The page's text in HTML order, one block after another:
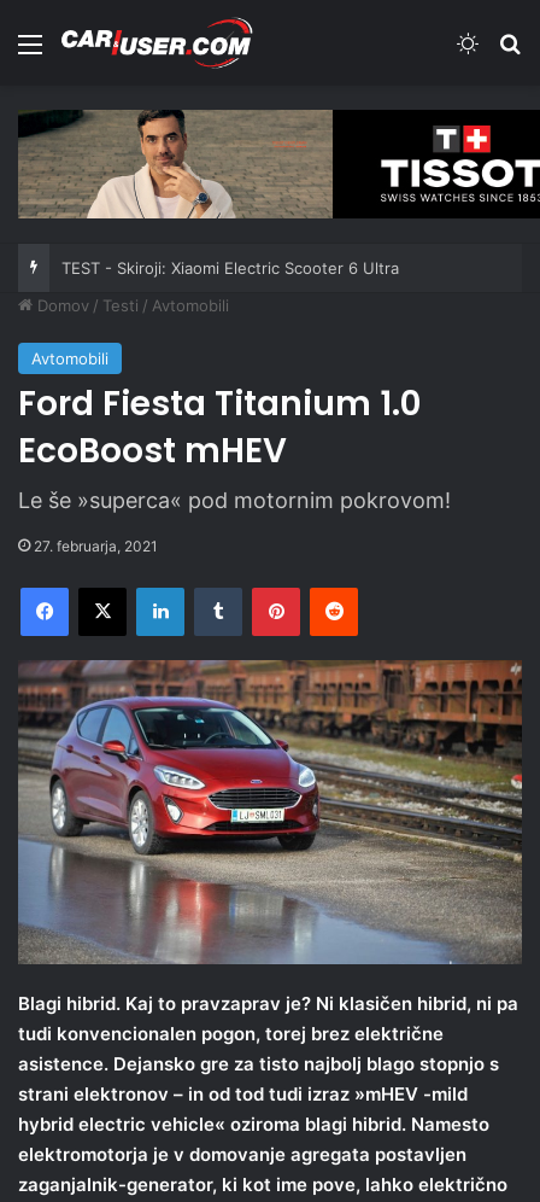
Meni
Domov / Testi / Avtomobili
Avtomobili
Ford Fiesta Titanium 1.0
EcoBoost mHEV
Le še »superca« pod motornim pokrovom!
27. februarja, 2021
Facebook
X LinkedInTumblr PinterestReddit
Blagi hibrid. Kaj to pravzaprav je? Ni klasičen hibrid, ni pa
tudi konvencionalen pogon, torej brez električne
asistence. Dejansko gre za tisto najbolj blago stopnjo s
strani elektronov – in od tod tudi izraz »mHEV -mild
hybrid electric vehicle« oziroma blagi hibrid. Namesto
elektromotorja je v domovanje agregata postavljen
zaganjalnik-generator, ki kot ime pove, lahko električno